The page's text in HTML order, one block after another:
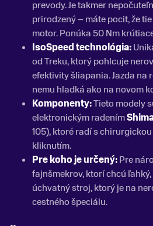
prevody. Je takmer
prirodzený – máte pocit, že
motor. Ponúka 50 Nm
IsoSpeed technológia:
od Treku, ktorý pohlcuje
efektivity šliapania. Jazda na
nemu hladká ako na novom
Komponenty:Tieto modely
elektronickým radením
105), ktoré radí s
kliknutím.
Pre koho je určený:Pre
fajnšmekrov, ktorí chcú
úchvatný stroj, ktorý je na
cestného špeciálu.